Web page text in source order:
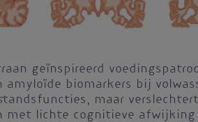
geïnspireerd
amyloïde biomarkers bij
maar
met lichte cognitieve afwijking